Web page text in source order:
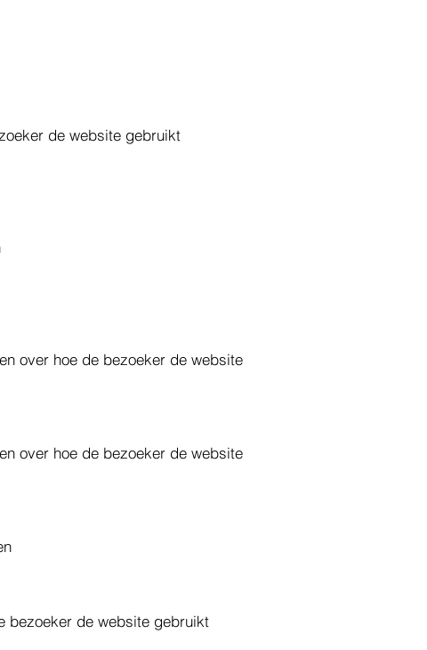
de website gebruikt
over hoe de bezoeker de website
over hoe de bezoeker de website
bezoeker de website gebruikt